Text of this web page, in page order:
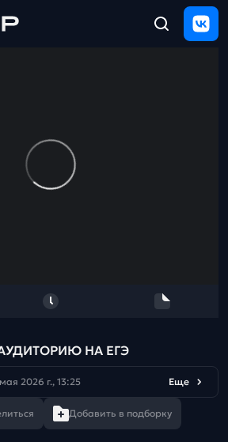
НА ЕГЭ
2026 г., 13:25 Еще
Добавить в подборку